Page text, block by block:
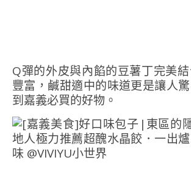
Q彈的外皮與內餡的豆薯丁完美
豐富，鹹甜適中的味道更是讓人
到嘉義必買的好物。